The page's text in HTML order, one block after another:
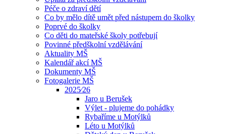
Péče o zdraví dětí
Co by mělo dítě umět před nástupem do školky
Poprvé do školky
Co děti do mateřské školy potřebují
Povinné předškolní vzdělávání
Aktuality MŠ
Kalendář akcí MŠ
Dokumenty MŠ
Fotogalerie MŠ
2025⁄26
Jaro u Berušek
Výlet - plujeme do pohádky
Rybaříme u Motýlků
Léto u Motýlků